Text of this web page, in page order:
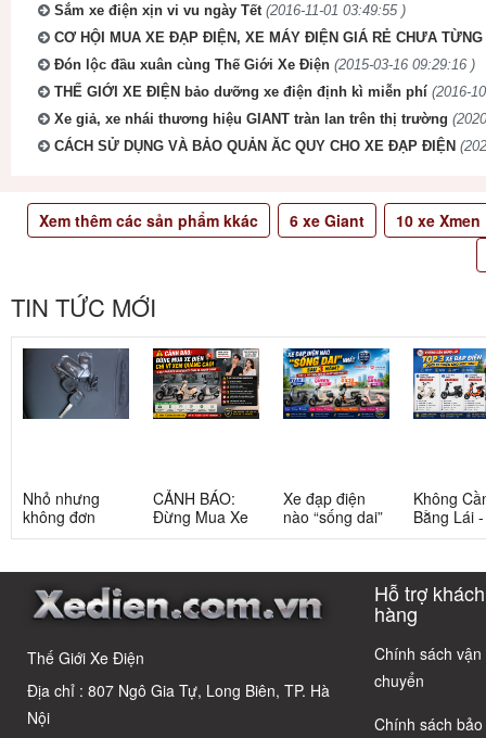
Sắm xe điện xịn vi vu ngày Tết (2016-11-01 03:49:55 )
CƠ HỘI MUA XE ĐẠP ĐIỆN, XE MÁY ĐIỆN GIÁ RẺ CHƯA TỪNG
Đón lộc đầu xuân cùng Thế Giới Xe Điện (2015-03-16 09:29:16 )
THẾ GIỚI XE ĐIỆN bảo dưỡng xe điện định kì miễn phí (2016-
Xe giả, xe nhái thương hiệu GIANT tràn lan trên thị trường
CÁCH SỬ DỤNG VÀ BẢO QUẢN ĂC QUY CHO XE ĐẠP ĐIỆN
Xem thêm các sản phẩm kkác 6xe Giant 10xe Xmen
TIN TỨC MỚI
Nhỏ nhưng
không đơn
giản: Sự thật
học sinh cấp 2
CẢNH BÁO:
Đừng Mua Xe
Điện Chỉ Vì
Cáo! 5 Bẫy
Quyết Chọn Xe
Chuẩn Chỉnh
Xe đạp điện
nào “sống dai”
nhất sau 5
có câu trả lời
Không
Bằng Lái
3 Xe Đạp
Cho Học
Thế Giới Xe Điện
Địa chỉ : 807 Ngô Gia Tự, Long Biên, TP. Hà
Nội
Hỗ trợ khách
hàng
Chính sách vận
chuyển
Chính sách bảo